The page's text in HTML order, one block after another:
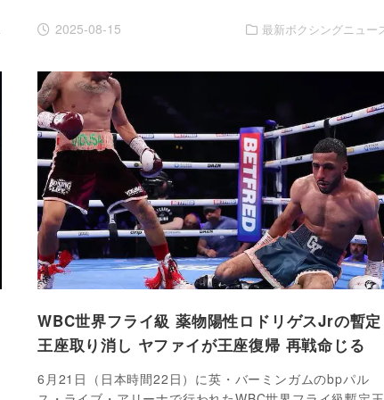
2025-08-15 最新ボクシングニュー
WBC世界フライ級 薬物陽性ロドリゲスJrの暫定
王座取り消し ヤファイが王座復帰 再戦命じる
6月21日（日本時間22日）に英・バーミンガムのbpパル